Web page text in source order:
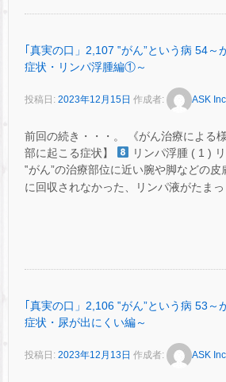
｢真実の口」2,107 ‟がん”という病 54～
症状・リンパ浮腫編①～
投稿日: 2023年12月15日 作成者: ASK
前回の続き・・・。 《がん治療による
部に起こる症状】
リンパ浮腫 ( 1 )
‟がん”の治療部位に近い腕や脚などの
に回収されなかった、リンパ液がたまっ
｢真実の口」2,106 ‟がん”という病 53
症状・尿が出にくい編～
投稿日: 2023年12月13日 作成者: ASK